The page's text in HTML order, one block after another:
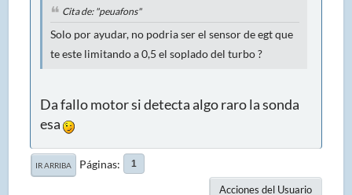
Cita de: "peuafons"
Solo por ayudar, no podria ser el sensor de egt que
te este limitando a 0,5 el soplado del turbo ?
Da fallo motor si detecta algo raro la sonda
esa
IR ARRIBA Páginas 1
Acciones del Usuario